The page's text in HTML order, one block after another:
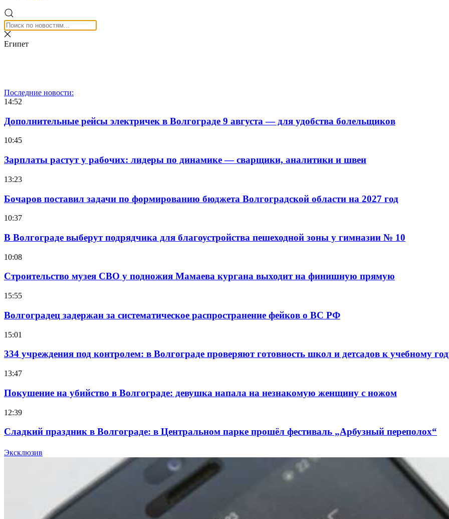
Египет
Последние новости:
14:52
Дополнительные рейсы электричек в Волгограде 9 августа — для удобства болельщиков
10:45
Зарплаты растут у рабочих: лидеры по динамике — сварщики, аналитики и швеи
13:23
Бочаров поставил задачи по формированию бюджета Волгоградской области на 2027 год
10:37
В Волгограде выберут подрядчика для благоустройства пешеходной зоны у гимназии № 10
10:08
Строительство музея СВО у подножия Мамаева кургана выходит на финишную прямую
15:55
Волгоградец задержан за систематическое распространение фейков о ВС РФ
15:01
334 учреждения под контролем: в Волгограде проверяют готовность школ и детсадов к учебному
13:47
Покушение на убийство в Волгограде: девушка напала на незнакомую женщину с ножом
12:39
Сладкий праздник в Волгограде: в Центральном парке прошёл фестиваль „Арбузный переполох“
15:10
Волгоградские компании нарастили экспорт: заключены контракты на 3,6 млн долларов
Эксклюзив